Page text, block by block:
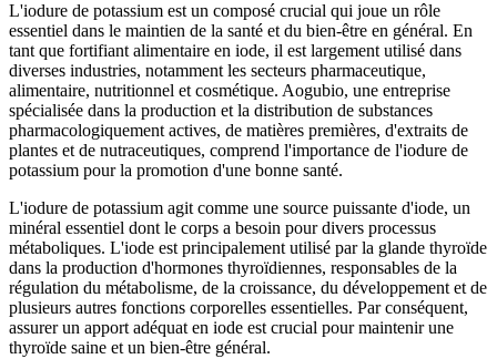
L'iodure de potassium est un composé crucial qui joue un rôle
essentiel dans le maintien de la santé et du bien-être en général. En
tant que fortifiant alimentaire en iode, il est largement utilisé dans
diverses industries, notamment les secteurs pharmaceutique,
alimentaire, nutritionnel et cosmétique. Aogubio, une entreprise
spécialisée dans la production et la distribution de substances
pharmacologiquement actives, de matières premières, d'extraits de
plantes et de nutraceutiques, comprend l'importance de l'iodure de
potassium pour la promotion d'une bonne santé.
L'iodure de potassium agit comme une source puissante d'iode, un
minéral essentiel dont le corps a besoin pour divers processus
métaboliques. L'iode est principalement utilisé par la glande thyroïde
dans la production d'hormones thyroïdiennes, responsables de la
régulation du métabolisme, de la croissance, du développement et de
plusieurs autres fonctions corporelles essentielles. Par conséquent,
assurer un apport adéquat en iode est crucial pour maintenir une
thyroïde saine et un bien-être général.